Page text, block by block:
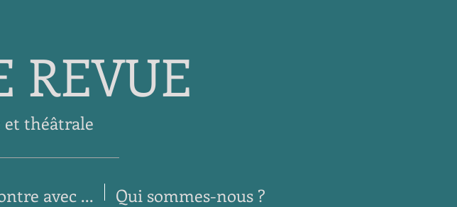
REVUE
théâtrale
avec ... Qui sommes-nous ?